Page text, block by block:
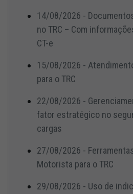
14/08/2026 -
no TRC – Com
CT-e
15/08/2026 -
para o TRC
22/08/2026 -
fator estratégico no
cargas
27/08/2026 -
Motorista para o TRC
29/08/2026 - Uso de